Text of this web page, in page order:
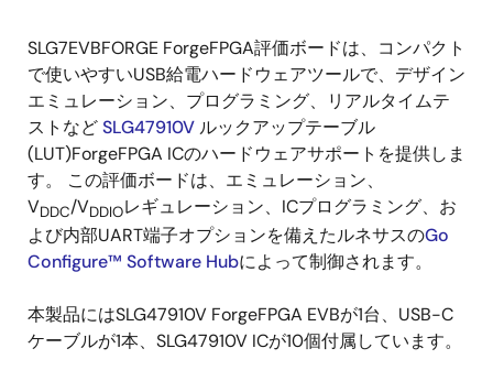
説
明
SLG7EVBFORGE ForgeFPGA評価ボードは、コンパクト
で使いやすいUSB給電ハードウェアツールで、デザイン
エミュレーション、プログラミング、リアルタイムテ
ストなどSLG47910V ルックアップテーブル
(LUT)ForgeFPGA ICのハードウェアサポートを提供しま
す。 この評価ボードは、エミュレーション、
VDDC/VDDIOレギュレーション、ICプログラミング、お
よび内部UART端子オプションを備えたルネサスのGo
Configure™ Software Hubによって制御されます。
本製品にはSLG47910V ForgeFPGA EVBが1台、USB-C
ケーブルが1本、SLG47910V ICが10個付属しています。